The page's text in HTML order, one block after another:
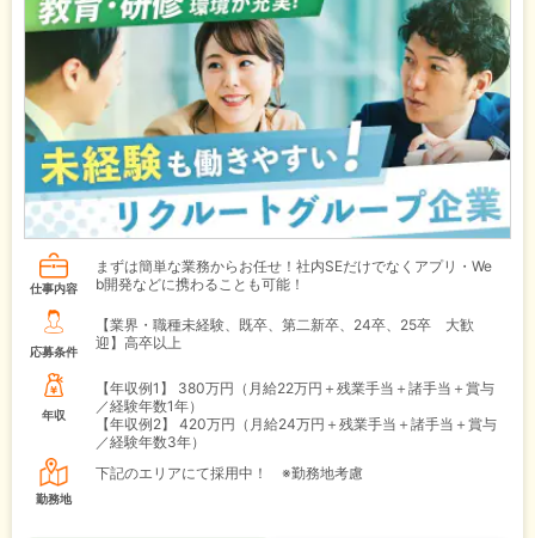
仕事内容
まずは簡単な業務からお任せ！社内SEだけでなくアプリ・We
b開発などに携わることも可能！
応募条件
【業界・職種未経験、既卒、第二新卒、24卒、25卒 大歓
迎】高卒以上
年収
【年収例1】
380万円（月給22万円＋残業手当＋諸手当＋賞与
／経験年数1年）
【年収例2】
420万円（月給24万円＋残業手当＋諸手当＋賞与
／経験年数3年）
勤務地
下記のエリアにて採用中！ ※勤務地考慮